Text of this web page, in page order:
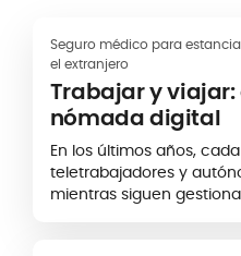
Seguro médico para
el extranjero
Trabajar y viajar:
nómada digital
En los últimos años,
teletrabajadores y
mientras siguen